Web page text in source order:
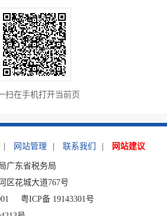
扫在手机打开当前页
网站管理 联系我们 网站建议
广东省税务局
区花城大道767号
粤ICP备 19143301号